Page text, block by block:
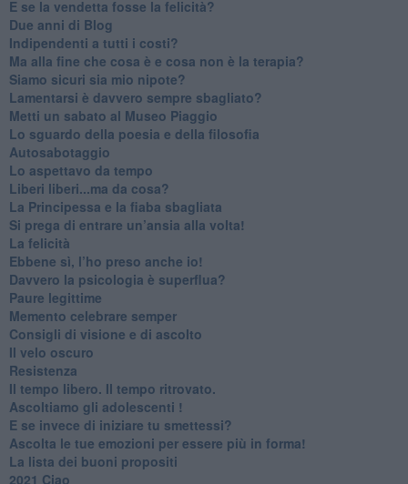
​E se la vendetta fosse la felicità?
​Due anni di Blog
​Indipendenti a tutti i costi?
​Ma alla fine che cosa è e cosa non è la terapia?
​Siamo sicuri sia mio nipote?
​Lamentarsi è davvero sempre sbagliato?
​Metti un sabato al Museo Piaggio
​Lo sguardo della poesia e della filosofia
Autosabotaggio
​Lo aspettavo da tempo
​Liberi liberi...ma da cosa?
​La Principessa e la fiaba sbagliata
Si prega di entrare un’ansia alla volta!
​La felicità
​Ebbene sì, l’ho preso anche io!
​Davvero la psicologia è superflua?
Paure legittime
​Memento celebrare semper
​Consigli di visione e di ascolto
​Il velo oscuro
Resistenza
​Il tempo libero. Il tempo ritrovato.
Ascoltiamo gli adolescenti !
​E se invece di iniziare tu smettessi?
​Ascolta le tue emozioni per essere più in forma!
​La lista dei buoni propositi
2021 Ciao